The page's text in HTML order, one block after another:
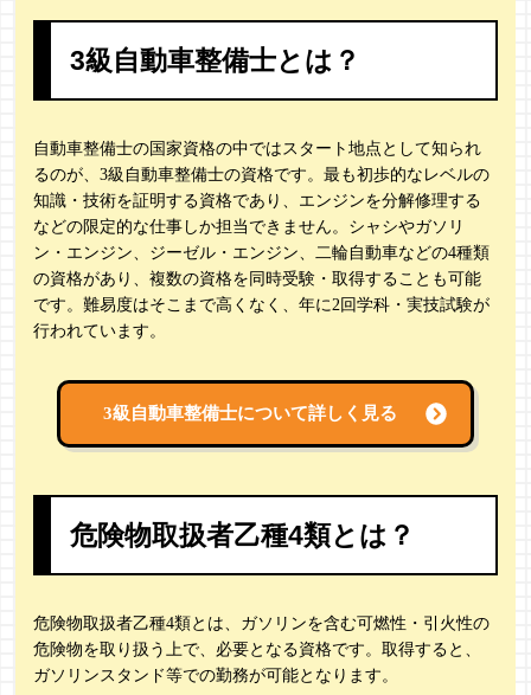
3級自動車整備士とは？
自動車整備士の国家資格の中ではスタート地点として知られ
るのが、3級自動車整備士の資格です。最も初歩的なレベルの
知識・技術を証明する資格であり、エンジンを分解修理する
などの限定的な仕事しか担当できません。シャシやガソリ
ン・エンジン、ジーゼル・エンジン、二輪自動車などの4種類
の資格があり、複数の資格を同時受験・取得することも可能
です。難易度はそこまで高くなく、年に2回学科・実技試験が
行われています。
3級自動車整備士について詳しく見る
危険物取扱者乙種4類とは？
危険物取扱者乙種4類とは、ガソリンを含む可燃性・引火性の
危険物を取り扱う上で、必要となる資格です。取得すると、
ガソリンスタンド等での勤務が可能となります。